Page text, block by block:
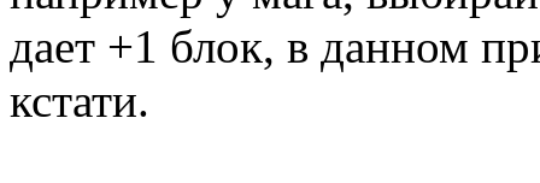
дает +1 блок, в данном
кстати.